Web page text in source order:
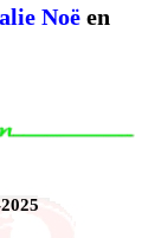
Noë en